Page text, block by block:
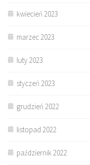
kwiecień 2023
marzec 2023
luty 2023
styczeń 2023
grudzień 2022
listopad 2022
październik 2022